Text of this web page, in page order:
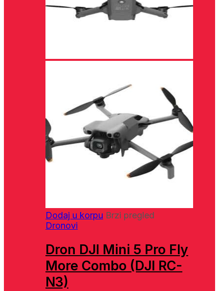
Dodaj u korpu Brzi pregled
Dronovi
Dron DJI Mini 5 Pro Fly
More Combo (DJI RC-
N3)